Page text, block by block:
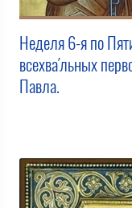
Неделя 6-я по
всехва́льных
Павла.